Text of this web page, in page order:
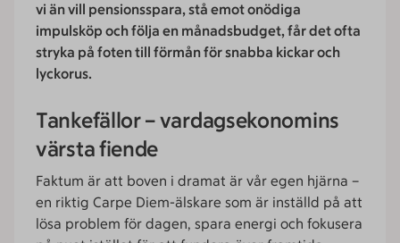
vi än vill pensionsspara, stå emot onödiga
impulsköp och följa en månadsbudget, får det ofta
stryka på foten till förmån för snabba kickar och
lyckorus.
Tankefällor – vardagsekonomins
värsta fiende
Faktum är att boven i dramat är vår egen hjärna –
en riktig Carpe Diem-älskare som är inställd på att
lösa problem för dagen, spara energi och fokusera